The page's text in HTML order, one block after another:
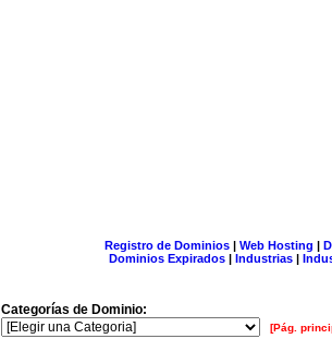
Registro de Dominios| Web Hosting |
Dominios Expirados | Industrias |
Categorías de Dominio:
[Pág.